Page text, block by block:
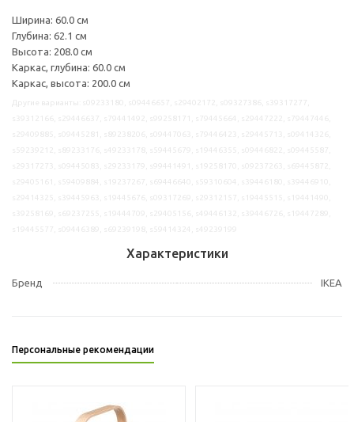
Ширина: 60.0 см
Глубина: 62.1 см
Высота: 208.0 см
Каркас, глубина: 60.0 см
Каркас, высота: 200.0 см
Характеристики
Бренд IKEA
Персональные рекомендации